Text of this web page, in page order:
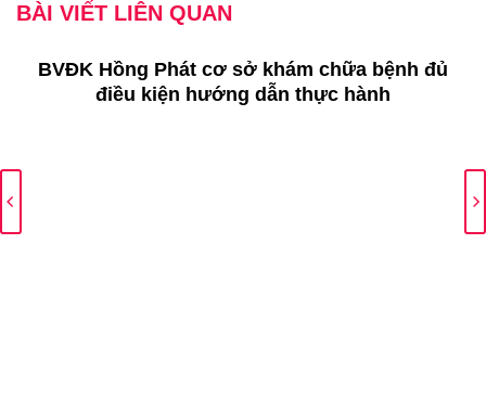
BÀI VIẾT LIÊN QUAN
BVĐK Hồng Phát cơ sở khám chữa bệnh đủ
điều kiện hướng dẫn thực hành